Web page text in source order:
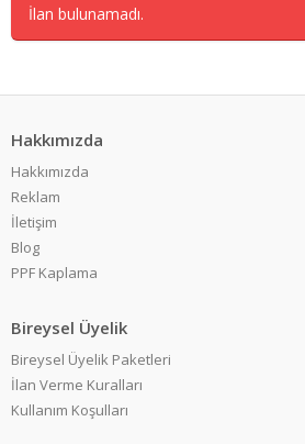
İlan bulunamadı.
Hakkımızda
Hakkımızda
Reklam
İletişim
Blog
PPF Kaplama
Bireysel Üyelik
Bireysel Üyelik Paketleri
İlan Verme Kuralları
Kullanım Koşulları